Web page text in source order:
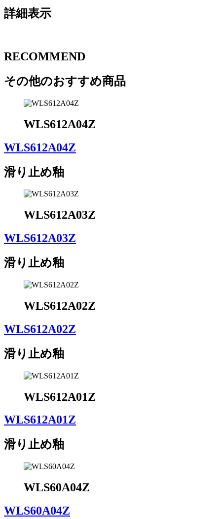
詳細表示
RECOMMEND
その他のおすすめ商品
WLS612A04Z
WLS612A04Z
滑り止め釉
WLS612A03Z
WLS612A03Z
滑り止め釉
WLS612A02Z
WLS612A02Z
滑り止め釉
WLS612A01Z
WLS612A01Z
滑り止め釉
WLS60A04Z
WLS60A04Z